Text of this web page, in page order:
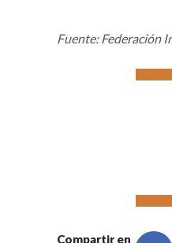
Fuente: Federación
Compartir en